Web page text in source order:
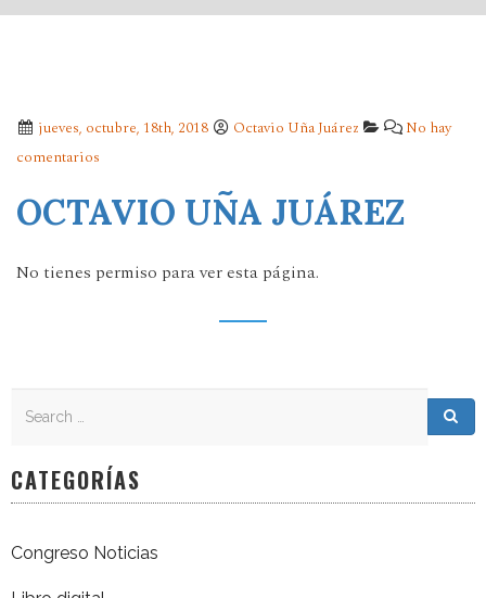
jueves, octubre, 18th, 2018 Octavio Uña Juárez
No hay
comentarios
OCTAVIO UÑA JUÁREZ
No tienes permiso para ver esta página.
CATEGORÍAS
Congreso Noticias